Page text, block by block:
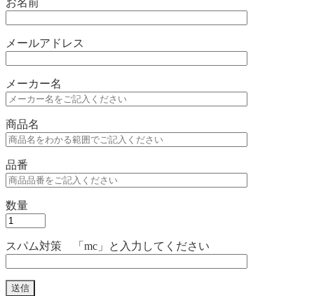
お名前
メールアドレス
メーカー名
商品名
品番
数量
スパム対策 「mc」と入力してください